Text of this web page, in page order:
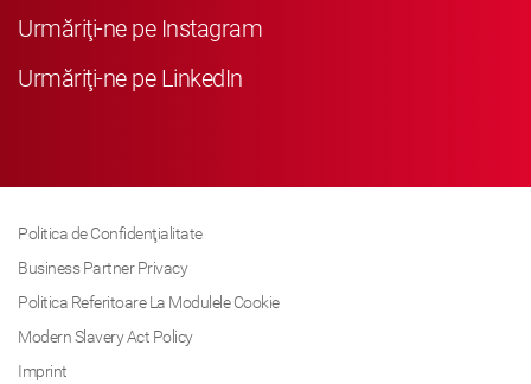
Urmăriţi-ne pe Instagram
Urmăriţi-ne pe LinkedIn
Politica de Confidenţialitate
Business Partner Privacy
Politica Referitoare La Modulele Cookie
Modern Slavery Act Policy
Imprint